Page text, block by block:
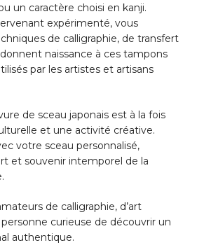
un caractère choisi en kanji.
expérimenté, vous
de calligraphie, de transfert
naissance à ces tampons
par les artistes et artisans
de sceau japonais est à la fois
et une activité créative.
votre sceau personnalisé,
et souvenir intemporel de la
de calligraphie, d’art
curieuse de découvrir un
authentique.